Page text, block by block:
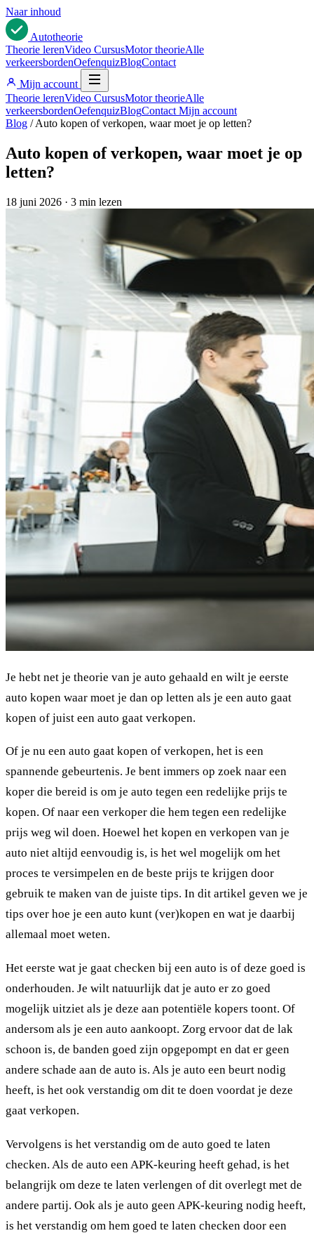
Naar inhoud
Autotheorie
Theorie lerenVideo CursusMotor theorieAlle
verkeersbordenOefenquizBlogContact
Mijn account
Theorie lerenVideo CursusMotor theorieAlle
verkeersbordenOefenquizBlogContact Mijn account
Blog / Auto kopen of verkopen, waar moet je op letten?
Auto kopen of verkopen, waar moet je op
letten?
18 juni 2026 · 3 min lezen
Je hebt net je theorie van je auto gehaald en wilt je eerste
auto kopen waar moet je dan op letten als je een auto gaat
kopen of juist een auto gaat verkopen.
Of je nu een auto gaat kopen of verkopen, het is een
spannende gebeurtenis. Je bent immers op zoek naar een
koper die bereid is om je auto tegen een redelijke prijs te
kopen. Of naar een verkoper die hem tegen een redelijke
prijs weg wil doen. Hoewel het kopen en verkopen van je
auto niet altijd eenvoudig is, is het wel mogelijk om het
proces te versimpelen en de beste prijs te krijgen door
gebruik te maken van de juiste tips. In dit artikel geven we je
tips over hoe je een auto kunt (ver)kopen en wat je daarbij
allemaal moet weten.
Het eerste wat je gaat checken bij een auto is of deze goed is
onderhouden. Je wilt natuurlijk dat je auto er zo goed
mogelijk uitziet als je deze aan potentiële kopers toont. Of
andersom als je een auto aankoopt. Zorg ervoor dat de lak
schoon is, de banden goed zijn opgepompt en dat er geen
andere schade aan de auto is. Als je auto een beurt nodig
heeft, is het ook verstandig om dit te doen voordat je deze
gaat verkopen.
Vervolgens is het verstandig om de auto goed te laten
checken. Als de auto een APK-keuring heeft gehad, is het
belangrijk om deze te laten verlengen of dit overlegt met de
andere partij. Ook als je auto geen APK-keuring nodig heeft,
is het verstandig om hem goed te laten checken door een